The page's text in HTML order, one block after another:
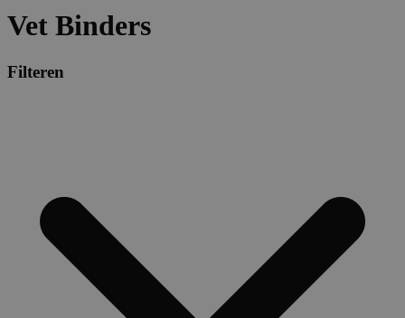
Vet Binders
Filteren